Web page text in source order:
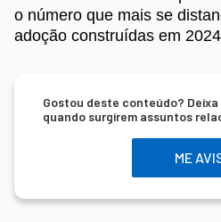
o número que mais se
adoção construídas em
Gostou deste conteúdo?
quando surgirem assuntos
ME